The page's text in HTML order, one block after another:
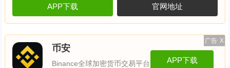
APP下载 官网地址
广告 X
币安
Binance全球加密货币交易平台 APP下载